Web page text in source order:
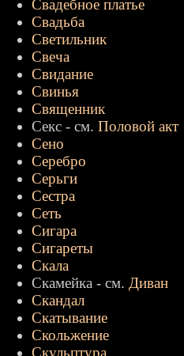
Свадебное платье
Свадьба
Светильник
Свеча
Свидание
Свинья
Священник
Секс - см. Половой акт
Сено
Серебро
Серьги
Сестра
Сеть
Сигара
Сигареты
Скала
Скамейка - см. Диван
Скандал
Скатывание
Скольжение
Скульптура